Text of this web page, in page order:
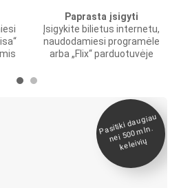
Paprasta įsigyti
Įsigykite bilietus internetu,
naudodamiesi programėle
arba „Flix“ parduotuvėje
Pasitiki daugiau
nei 500
mln.
keleivių